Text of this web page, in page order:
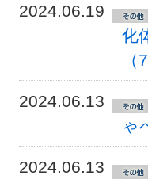
2024.06.19
化
2024.06.13
ゃ
2024.06.13